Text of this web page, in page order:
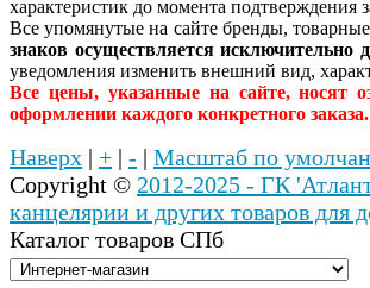
характеристик до момента подтверждения
Все упомянутые на сайте бренды,
знаков осуществляется
уведомления изменить внешний вид,
Все цены, указанные на сайте, носят
оформлении каждого конкретного заказа.
Наверх | + | - | Масштаб по
Copyright © 2012-2025 - ГК
канцелярии и других товаров для
Каталог товаров СПб